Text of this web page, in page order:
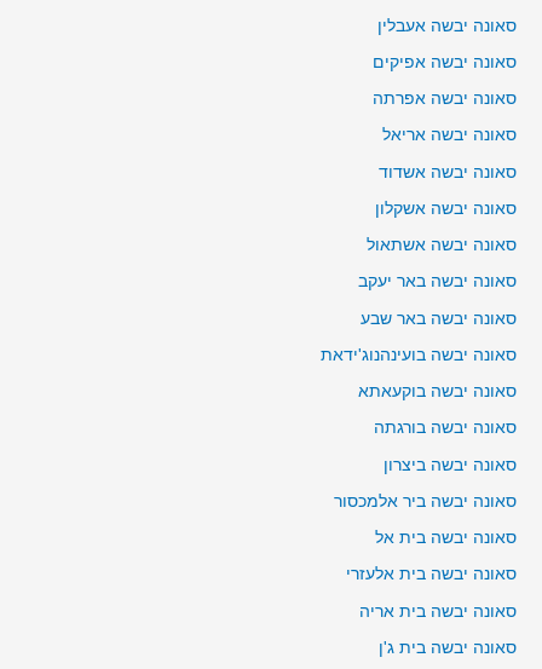
סאונה יבשה אעבלין
סאונה יבשה אפיקים
סאונה יבשה אפרתה
סאונה יבשה אריאל
סאונה יבשה אשדוד
סאונה יבשה אשקלון
סאונה יבשה אשתאול
סאונה יבשה באר יעקב
סאונה יבשה באר שבע
סאונה יבשה בועינהנוג'ידאת
סאונה יבשה בוקעאתא
סאונה יבשה בורגתה
סאונה יבשה ביצרון
סאונה יבשה ביר אלמכסור
סאונה יבשה בית אל
סאונה יבשה בית אלעזרי
סאונה יבשה בית אריה
סאונה יבשה בית ג'ן